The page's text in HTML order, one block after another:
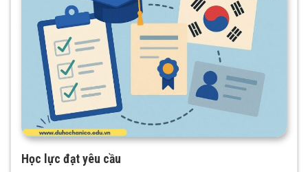
Học lực đạt yêu cầu